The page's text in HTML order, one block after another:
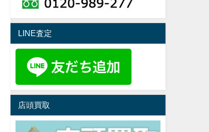
LINE査定
店頭買取